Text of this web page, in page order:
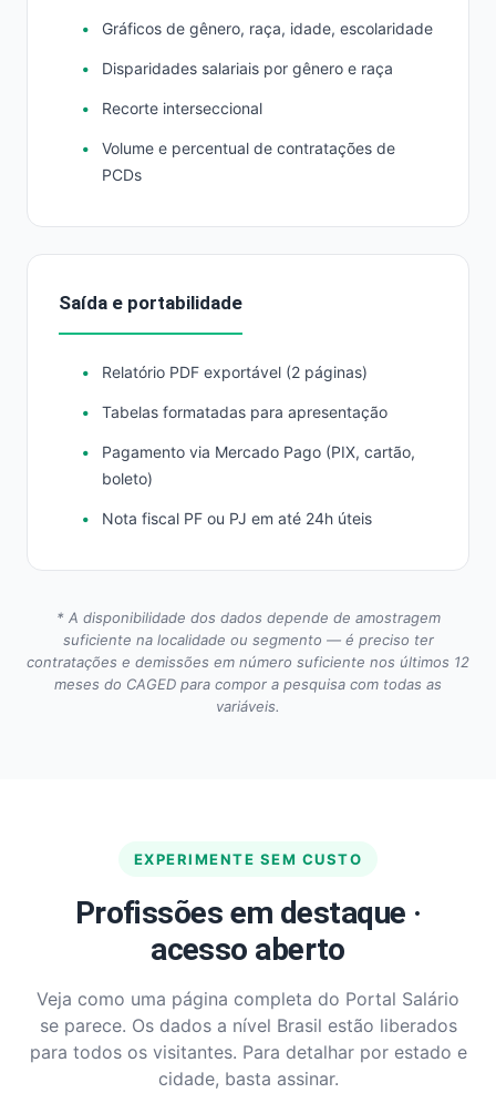
Gráficos de gênero, raça, idade, escolaridade
Disparidades salariais por gênero e raça
Recorte interseccional
Volume e percentual de contratações de
PCDs
Saída e portabilidade
Relatório PDF exportável (2 páginas)
Tabelas formatadas para apresentação
Pagamento via Mercado Pago (PIX, cartão,
boleto)
Nota fiscal PF ou PJ em até 24h úteis
* A disponibilidade dos dados depende de amostragem
suficiente na localidade ou segmento — é preciso ter
contratações e demissões em número suficiente nos últimos 12
meses do CAGED para compor a pesquisa com todas as
variáveis.
EXPERIMENTE SEM CUSTO
Profissões em destaque ·
acesso aberto
Veja como uma página completa do Portal Salário
se parece. Os dados a nível Brasil estão liberados
para todos os visitantes. Para detalhar por estado e
cidade, basta assinar.